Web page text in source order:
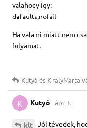
valahogy így:
defaults,nofail
Ha valami miatt nem
folyamat.
Kutyó és KiralyMarta
K Kutyó ápr 3.
klt Jól tévedek,